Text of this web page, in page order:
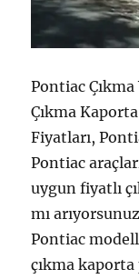
Pontiac
Çıkma
Fiyatları,
Pontiac
uygun fiyatlı
mı
Pontiac
çıkma kaporta